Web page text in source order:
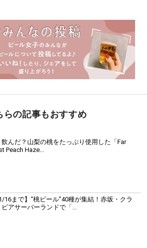
らの記事もおすすめ
飲んだ？山梨の桃をたっぷり使用した「Far
Peach Haze...
16まで】“桃ビール”40種が集結！赤坂・クラ
アサーバーランドで「...